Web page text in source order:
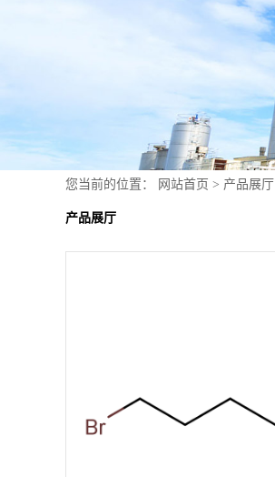
您当前的位置： 网站首页 > 产品展厅
产品展厅